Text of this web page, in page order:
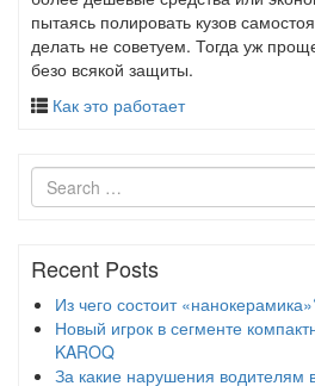
пытаясь полировать кузов
делать не советуем. Тогда уж
безо всякой защиты.
Как это работает
Search
for
Recent Posts
Из чего состоит
Новый игрок в сегменте
KAROQ
За какие нарушения водителям